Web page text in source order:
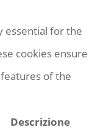
essential for the
cookies ensure
of the
Descrizione